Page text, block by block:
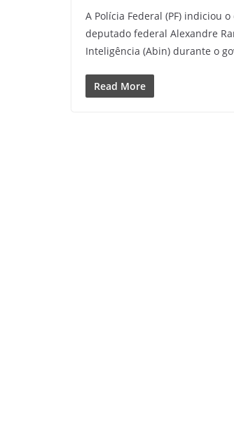
A Polícia Federal (PF) indiciou
deputado federal Alexandre
Inteligência (Abin) durante o
Read More